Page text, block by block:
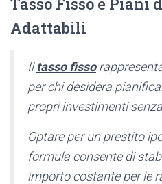
Adattabili
Iltasso fisso
per chi desidera
propri investimenti
Optare per un prestito
formula consente di
importo costante per le